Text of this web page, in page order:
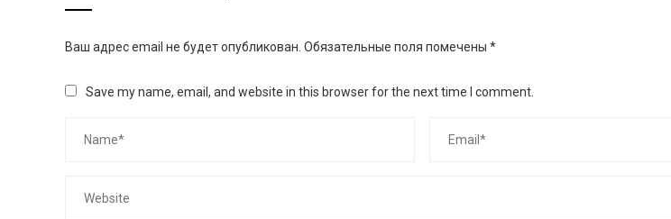
Ваш адрес email не будет опубликован. Обязательные поля помечены *
Save my name, email, and website in this browser for the next time I comment.